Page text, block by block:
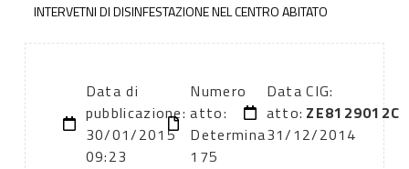
INTERVETNI DI DISINFESTAZIONE NEL CENTRO ABITATO
Data di
pubblicazione:
30/01/2015
09:23
Numero
atto:
Determina
175
Data
atto:
31/12/2014
CIG:
ZE8129012C